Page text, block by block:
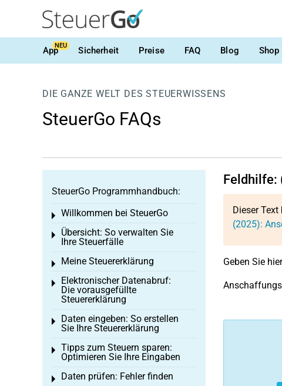
AppNEU Sicherheit Preise FAQ Blog Shop
DIE GANZE WELT DES STEUERWISSENS
SteuerGo FAQs
Feldhilfe:
Dieser
(2025):
Geben Sie
SteuerGo Programmhandbuch:
Willkommen bei SteuerGo
Toggle menu
Übersicht: So verwalten Sie
Ihre Steuerfälle
Toggle menu
Meine Steuererklärung
Toggle menu
Elektronischer Datenabruf:
Die vorausgefüllte
Steuererklärung
Toggle menu
Daten eingeben: So erstellen
Sie Ihre Steuererklärung
Toggle menu
Tipps zum Steuern sparen:
Optimieren Sie Ihre Eingaben
Toggle menu
Daten prüfen: Fehler finden
Toggle menu